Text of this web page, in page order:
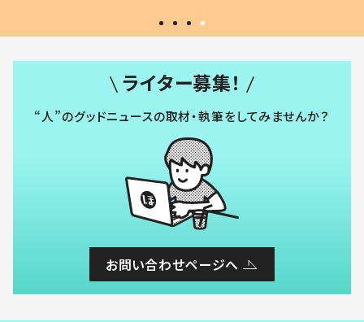
ライター募集！
“人”のグッドニュースの取材・執筆をしてみませんか？
お問い合わせページへ